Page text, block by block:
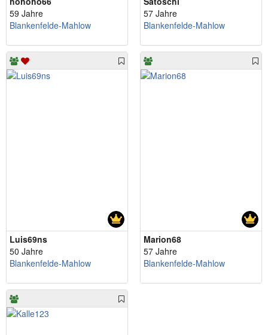
59 Jahre
Blankenfelde-Mahlow
57 Jahre
Blankenfelde-Mahlow
Luis69ns
50 Jahre
Blankenfelde-Mahlow
Marion68
57 Jahre
Blankenfelde-Mahlow